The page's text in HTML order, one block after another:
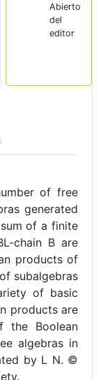
Abierto
del
editor
of free
generated
of a finite
chain B are
products of
subalgebras
of basic
products are
the Boolean
algebras in
by L N. ©